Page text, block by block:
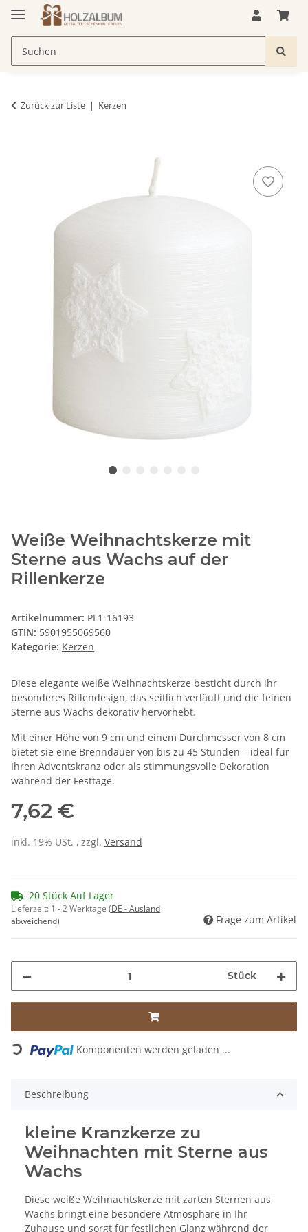
Zurück zur Liste Kerzen
Weiße Weihnachtskerze mit
Sterne aus Wachs auf der
Rillenkerze
Artikelnummer: PL1-16193
GTIN: 5901955069560
Kategorie: Kerzen
Diese elegante weiße Weihnachtskerze besticht durch ihr
besonderes Rillendesign, das seitlich verläuft und die feinen
Sterne aus Wachs dekorativ hervorhebt.
Mit einer Höhe von 9 cm und einem Durchmesser von 8 cm
bietet sie eine Brenndauer von bis zu 45 Stunden – ideal für
Ihren Adventskranz oder als stimmungsvolle Dekoration
während der Festtage.
7,62 €
inkl. 19% USt. , zzgl. Versand
20 Stück Auf Lager
Lieferzeit: 1 - 2 Werktage (DE - Ausland
abweichend)
Frage zum Artikel
Stück
Loading... Komponenten werden geladen ...
Beschreibung
kleine Kranzkerze zu
Weihnachten mit Sterne aus
Wachs
Diese weiße Weihnachtskerze mit zarten Sternen aus
Wachs bringt eine besondere Atmosphäre in Ihr
Zuhause und sorgt für festlichen Glanz während der